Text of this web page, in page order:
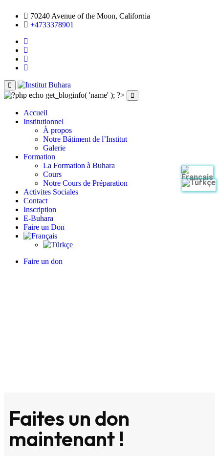
70240 Avenue of the Moon, California
+4733378901
Accueil
Institutionnel
À propos
Notre Bâtiment de l’Institut
Galerie
Formation
La Formation à Buhara
Cours
Notre Cours de Préparation
Activites Sociales
Contact
Inscription
E-Buhara
Faire un Don
Faire un don
Faites un don
maintenant !